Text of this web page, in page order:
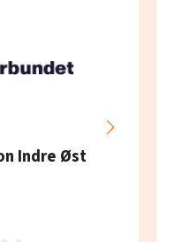
Indre Øst